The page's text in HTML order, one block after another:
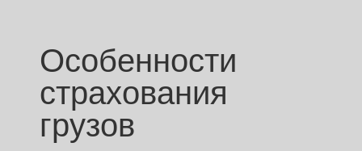
Особенности
страхования
грузов